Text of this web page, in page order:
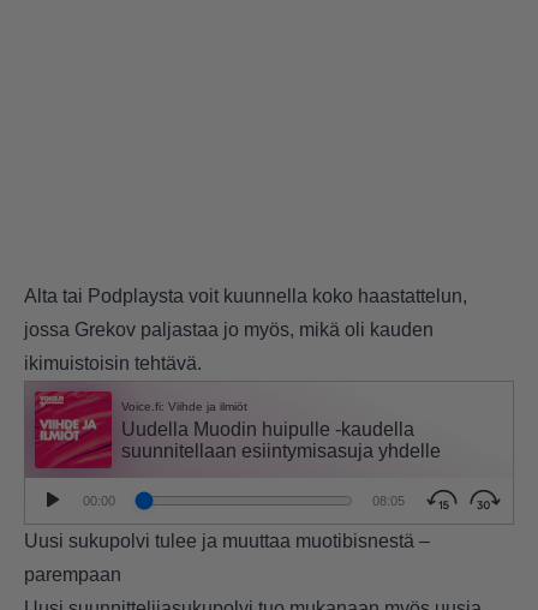
Alta tai Podplaysta voit kuunnella koko haastattelun,
jossa Grekov paljastaa jo myös, mikä oli kauden
ikimuistoisin tehtävä.
Uusi sukupolvi tulee ja muuttaa muotibisnestä –
parempaan